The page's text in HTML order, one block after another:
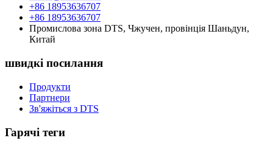
+86 18953636707
+86 18953636707
Промислова зона DTS, Чжучен, провінція Шаньдун,
Китай
швидкі посилання
Продукти
Партнери
Зв'яжіться з DTS
Гарячі теги